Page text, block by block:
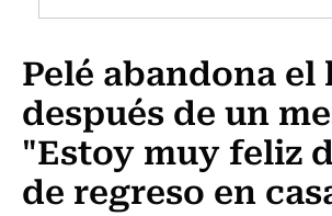
Programas Radio y TV Usach
Pelé abandona
después de un
"Estoy muy feliz
de regreso en